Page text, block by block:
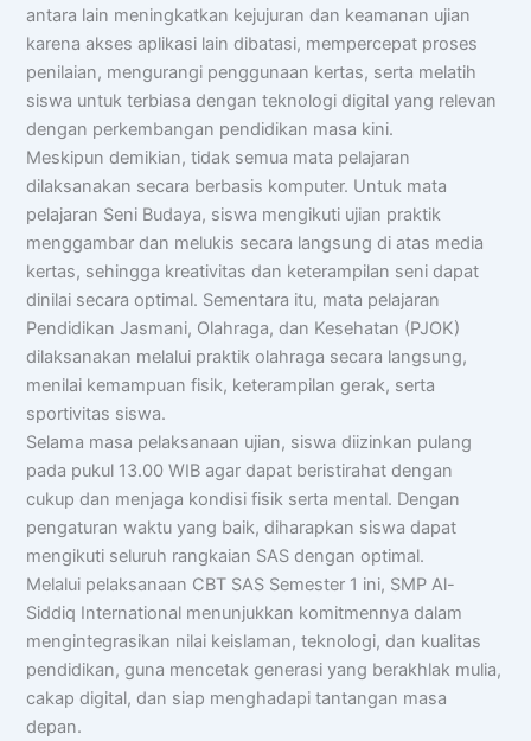
antara lain meningkatkan kejujuran dan keamanan ujian
karena akses aplikasi lain dibatasi, mempercepat proses
penilaian, mengurangi penggunaan kertas, serta melatih
siswa untuk terbiasa dengan teknologi digital yang relevan
dengan perkembangan pendidikan masa kini.
Meskipun demikian, tidak semua mata pelajaran
dilaksanakan secara berbasis komputer. Untuk mata
pelajaran Seni Budaya, siswa mengikuti ujian praktik
menggambar dan melukis secara langsung di atas media
kertas, sehingga kreativitas dan keterampilan seni dapat
dinilai secara optimal. Sementara itu, mata pelajaran
Pendidikan Jasmani, Olahraga, dan Kesehatan (PJOK)
dilaksanakan melalui praktik olahraga secara langsung,
menilai kemampuan fisik, keterampilan gerak, serta
sportivitas siswa.
Selama masa pelaksanaan ujian, siswa diizinkan pulang
pada pukul 13.00 WIB agar dapat beristirahat dengan
cukup dan menjaga kondisi fisik serta mental. Dengan
pengaturan waktu yang baik, diharapkan siswa dapat
mengikuti seluruh rangkaian SAS dengan optimal.
Melalui pelaksanaan CBT SAS Semester 1 ini, SMP Al-
Siddiq International menunjukkan komitmennya dalam
mengintegrasikan nilai keislaman, teknologi, dan kualitas
pendidikan, guna mencetak generasi yang berakhlak mulia,
cakap digital, dan siap menghadapi tantangan masa
depan.